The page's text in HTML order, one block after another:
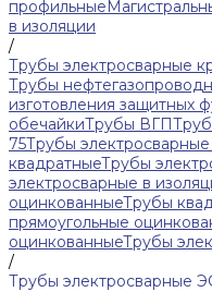
профильные
в изоляции
/
Трубы электросварные
Трубы
изготовления защитных
обечайкиТрубы ВГП
75Трубы электросварные
квадратныеТрубы
электросварные в
оцинкованныеТрубы
прямоугольные
оцинкованныеТрубы
/
Трубы электросварные